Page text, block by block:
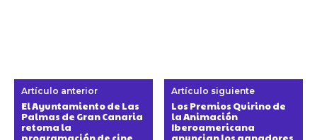
Artículo anterior
El Ayuntamiento de Las
Palmas de Gran Canaria
retoma la
Artículo siguiente
Los Premios Quirino de
la Animación
Iberoamericana